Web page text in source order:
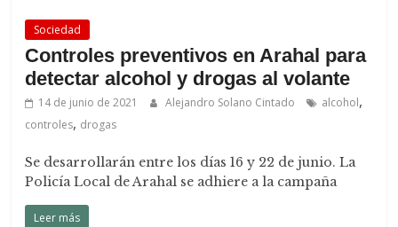
Sociedad
Controles preventivos en Arahal para
detectar alcohol y drogas al volante
14 de junio de 2021 Alejandro Solano Cintado alcohol,
controles, drogas
Se desarrollarán entre los días 16 y 22 de junio. La
Policía Local de Arahal se adhiere a la campaña
Leer más